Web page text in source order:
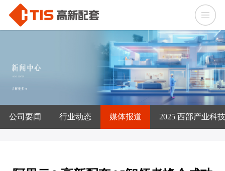
公司要闻 行业动态 媒体报道 2025 西部产业科